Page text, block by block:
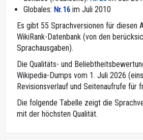
Globales: Nr. 16 im Juli 2010
Es gibt 55 Sprachversionen für diesen
WikiRank-Datenbank (von den
Sprachausgaben).
Die Qualitäts- und
Wikipedia-Dumps vom 1. Juli 2026
Revisionsverlauf und Seitenaufrufe für
Die folgende Tabelle zeigt die
mit der höchsten Qualität.